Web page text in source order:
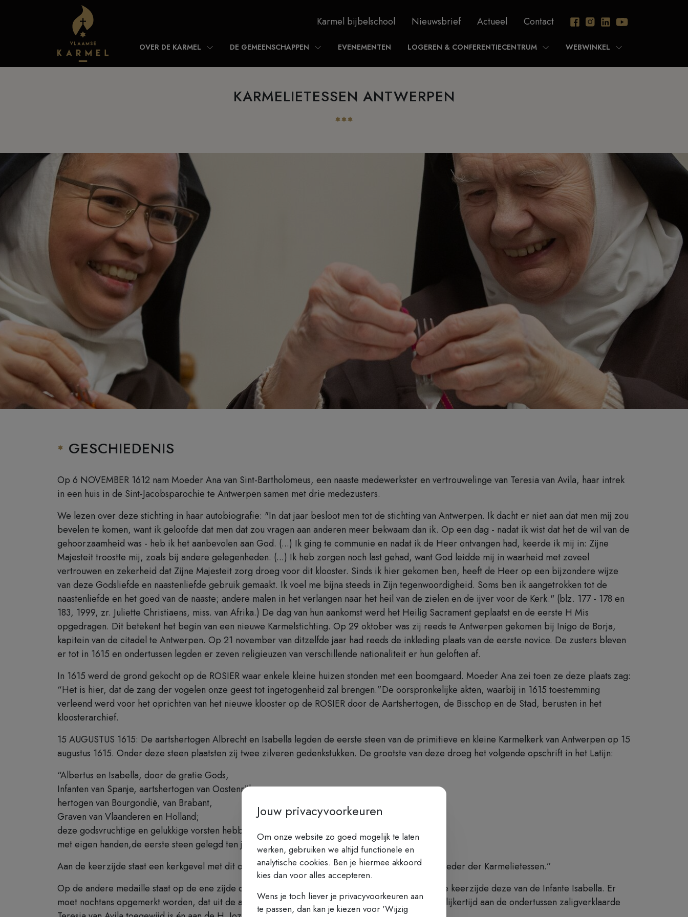
Karmel bijbelschool Nieuwsbrief Actueel Contact
OVER DE KARMEL DE GEMEENSCHAPPEN EVENEMENTEN LOGEREN & CONFERENTIECENTRUM WEBWINKEL
KARMELIETESSEN ANTWERPEN
GESCHIEDENIS
Op 6 NOVEMBER 1612 nam Moeder Ana van Sint-Bartholomeus, een naaste medewerkster en vertrouwelinge van Teresia van Avila, haar intrek
in een huis in de Sint-Jacobsparochie te Antwerpen samen met drie medezusters.
We lezen over deze stichting in haar autobiografie: "In dat jaar besloot men tot de stichting van Antwerpen. Ik dacht er niet aan dat men mij zou
bevelen te komen, want ik geloofde dat men dat zou vragen aan anderen meer bekwaam dan ik. Op een dag - nadat ik wist dat het de wil van de
gehoorzaamheid was - heb ik het aanbevolen aan God. (...) Ik ging te communie en nadat ik de Heer ontvangen had, keerde ik mij in: Zijne
Majesteit troostte mij, zoals bij andere gelegenheden. (...) Ik heb zorgen noch last gehad, want God leidde mij in waarheid met zoveel
vertrouwen en zekerheid dat Zijne Majesteit zorg droeg voor dit klooster. Sinds ik hier gekomen ben, heeft de Heer op een bijzondere wijze
van deze Godsliefde en naastenliefde gebruik gemaakt. Ik voel me bijna steeds in Zijn tegenwoordigheid. Soms ben ik aangetrokken tot de
naastenliefde en het goed van de naaste; andere malen in het verlangen naar het heil van de zielen en de ijver voor de Kerk." (blz. 177 - 178 en
183, 1999, zr. Juliette Christiaens, miss. van Afrika.) De dag van hun aankomst werd het Heilig Sacrament geplaatst en de eerste H Mis
opgedragen. Dit betekent het begin van een nieuwe Karmelstichting. Op 29 oktober was zij reeds te Antwerpen gekomen bij Inigo de Borja,
kapitein van de citadel te Antwerpen. Op 21 november van ditzelfde jaar had reeds de inkleding plaats van de eerste novice. De zusters bleven
er tot in 1615 en ondertussen legden er zeven religieuzen van verschillende nationaliteit er hun geloften af.
In 1615 werd de grond gekocht op de ROSIER waar enkele kleine huizen stonden met een boomgaard. Moeder Ana zei toen ze deze plaats zag:
“Het is hier, dat de zang der vogelen onze geest tot ingetogenheid zal brengen.”De oorspronkelijke akten, waarbij in 1615 toestemming
verleend werd voor het oprichten van het nieuwe klooster op de ROSIER door de Aartshertogen, de Bisschop en de Stad, berusten in het
kloosterarchief.
15 AUGUSTUS 1615: De aartshertogen Albrecht en Isabella legden de eerste steen van de primitieve en kleine Karmelkerk van Antwerpen op 15
augustus 1615. Onder deze steen plaatsten zij twee zilveren gedenkstukken. De grootste van deze droeg het volgende opschrift in het Latijn:
“Albertus en Isabella, door de gratie Gods,
Infanten van Spanje, aartshertogen van Oostenrijk,
hertogen van Bourgondië, van Brabant,
Graven van Vlaanderen en Holland;
deze godsvruchtige en gelukkige vorsten hebben,
met eigen handen,de eerste steen gelegd ten jare 1615”
Aan de keerzijde staat een kerkgevel met dit opschrift:“Toegewijd aan de gelukzalige Teresia, moeder der Karmelietessen.”
Op de andere medaille staat op de ene zijde de beeldenaar van de aartshertog Albrecht en op de keerzijde deze van de Infante Isabella. Er
moet nochtans opgemerkt worden, dat uit de akten van het klooster blijkt dat kerk en klooster tegelijkertijd aan de ondertussen zaligverklaarde
Jouw privacyvoorkeuren
Om onze website zo goed mogelijk te laten
werken, gebruiken we altijd functionele en
analytische cookies. Ben je hiermee akkoord
kies dan voor alles accepteren.
Wens je toch liever je privacyvoorkeuren aan
te passen, dan kan je kiezen voor 'Wijzig